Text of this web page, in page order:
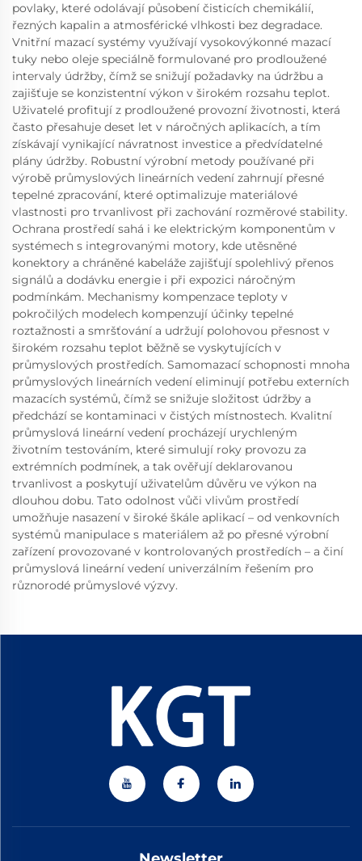
povlaky, které odolávají působení čisticích chemikálií,
řezných kapalin a atmosférické vlhkosti bez degradace.
Vnitřní mazací systémy využívají vysokovýkonné mazací
tuky nebo oleje speciálně formulované pro prodloužené
intervaly údržby, čímž se snižují požadavky na údržbu a
zajišťuje se konzistentní výkon v širokém rozsahu teplot.
Uživatelé profitují z prodloužené provozní životnosti, která
často přesahuje deset let v náročných aplikacích, a tím
získávají vynikající návratnost investice a předvídatelné
plány údržby. Robustní výrobní metody používané při
výrobě průmyslových lineárních vedení zahrnují přesné
tepelné zpracování, které optimalizuje materiálové
vlastnosti pro trvanlivost při zachování rozměrové stability.
Ochrana prostředí sahá i ke elektrickým komponentům v
systémech s integrovanými motory, kde utěsněné
konektory a chráněné kabeláže zajišťují spolehlivý přenos
signálů a dodávku energie i při expozici náročným
podmínkám. Mechanismy kompenzace teploty v
pokročilých modelech kompenzují účinky tepelné
roztažnosti a smršťování a udržují polohovou přesnost v
širokém rozsahu teplot běžně se vyskytujících v
průmyslových prostředích. Samomazací schopnosti mnoha
průmyslových lineárních vedení eliminují potřebu externích
mazacích systémů, čímž se snižuje složitost údržby a
předchází se kontaminaci v čistých místnostech. Kvalitní
průmyslová lineární vedení procházejí urychleným
životním testováním, které simulují roky provozu za
extrémních podmínek, a tak ověřují deklarovanou
trvanlivost a poskytují uživatelům důvěru ve výkon na
dlouhou dobu. Tato odolnost vůči vlivům prostředí
umožňuje nasazení v široké škále aplikací – od venkovních
systémů manipulace s materiálem až po přesné výrobní
zařízení provozované v kontrolovaných prostředích – a činí
průmyslová lineární vedení univerzálním řešením pro
různorodé průmyslové výzvy.